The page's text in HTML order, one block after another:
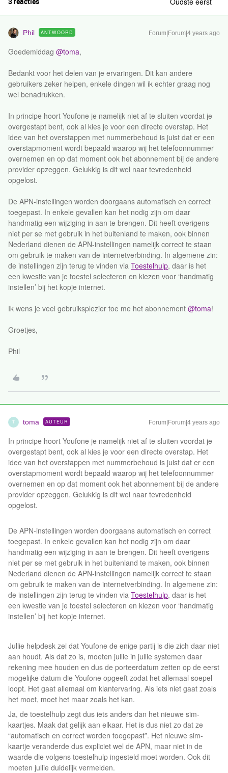
Phil ANTWOORD Forum|Forum|4 years ago
Goedemiddag @toma,
Bedankt voor het delen van je ervaringen. Dit kan andere
gebruikers zeker helpen, enkele dingen wil ik echter graag nog
wel benadrukken.
In principe hoort Youfone je namelijk niet af te sluiten voordat je
overgestapt bent, ook al kies je voor een directe overstap. Het
idee van het overstappen met nummerbehoud is juist dat er een
overstapmoment wordt bepaald waarop wij het telefoonnummer
overnemen en op dat moment ook het abonnement bij de andere
provider opzeggen. Gelukkig is dit wel naar tevredenheid
opgelost.
De APN-instellingen worden doorgaans automatisch en correct
toegepast. In enkele gevallen kan het nodig zijn om daar
handmatig een wijziging in aan te brengen. Dit heeft overigens
niet per se met gebruik in het buitenland te maken, ook binnen
Nederland dienen de APN-instellingen namelijk correct te staan
om gebruik te maken van de internetverbinding. In algemene zin:
de instellingen zijn terug te vinden via Toestelhulp, daar is het
een kwestie van je toestel selecteren en kiezen voor ‘handmatig
instellen’ bij het kopje internet.
Ik wens je veel gebruiksplezier toe me het abonnement @toma!
Groetjes,
Phil
T toma AUTEUR Forum|Forum|4 years ago
In principe hoort Youfone je namelijk niet af te sluiten voordat je
overgestapt bent, ook al kies je voor een directe overstap. Het
idee van het overstappen met nummerbehoud is juist dat er een
overstapmoment wordt bepaald waarop wij het telefoonnummer
overnemen en op dat moment ook het abonnement bij de andere
provider opzeggen. Gelukkig is dit wel naar tevredenheid
opgelost.
De APN-instellingen worden doorgaans automatisch en correct
toegepast. In enkele gevallen kan het nodig zijn om daar
handmatig een wijziging in aan te brengen. Dit heeft overigens
niet per se met gebruik in het buitenland te maken, ook binnen
Nederland dienen de APN-instellingen namelijk correct te staan
om gebruik te maken van de internetverbinding. In algemene zin:
de instellingen zijn terug te vinden via Toestelhulp, daar is het
een kwestie van je toestel selecteren en kiezen voor ‘handmatig
instellen’ bij het kopje internet.
Jullie helpdesk zei dat Youfone de enige partij is die zich daar niet
aan houdt. Als dat zo is, moeten jullie in jullie systemen daar
rekening mee houden en dus de porteerdatum zetten op de eerst
mogelijke datum die Youfone opgeeft zodat het allemaal soepel
loopt. Het gaat allemaal om klantervaring. Als iets niet gaat zoals
het moet, moet het maar zoals het kan.
Ja, de toestelhulp zegt dus iets anders dan het nieuwe sim-
kaartjes. Maak dat gelijk aan elkaar. Het is dus niet zo dat ze
“automatisch en correct worden toegepast”. Het nieuwe sim-
kaartje veranderde dus expliciet wel de APN, maar niet in de
waarde die volgens toestelhulp ingesteld moet worden. Ook dit
moeten jullie duidelijk vermelden.